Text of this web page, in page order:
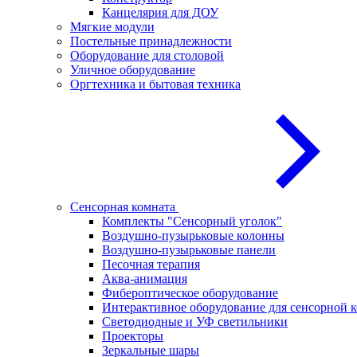
Канцелярия для ДОУ
Мягкие модули
Постельные принадлежности
Оборудование для столовой
Уличное оборудование
Оргтехника и бытовая техника
Сенсорная комната
Комплекты "Сенсорный уголок"
Воздушно-пузырьковые колонны
Воздушно-пузырьковые панели
Песочная терапия
Аква-анимация
Фибероптическое оборудование
Интерактивное оборудование для сенсорной
Светодиодные и УФ светильники
Проекторы
Зеркальные шары